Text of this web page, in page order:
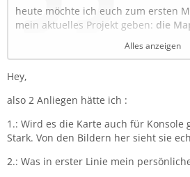
heute möchte ich euch zum ersten
mein aktuelles Projekt geben: die
angesiedelt.
Schafwinkel
traditionsreicheSchafwinkelhof
bereits seit 1870 Schafe und gilt als
Ein bekannter Wanderweg führt
Die Landschaft ist stark vom
und basiert auf einemechten
Alles anzeigen
Hey,
also 2 Anliegen hätte ich :
1.: Wird es die Karte auch für Konsole
Stark. Von den Bildern her sieht sie
2.: Was in erster Linie mein